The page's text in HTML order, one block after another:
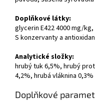
Doplňkové látky:
glycerin E422 4000 mg/
S konzervanty a
Analytické složky:
hrubý tuk 6,5%, hrubý
4,2%, hrubá vláknina 0,3%
Doplňkové